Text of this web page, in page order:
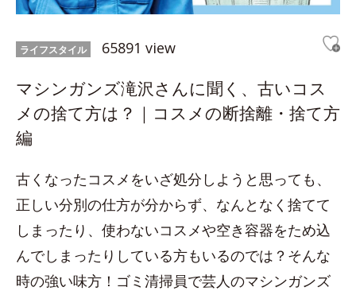
ライフスタイル 65891 view
マシンガンズ滝沢さんに聞く、古いコス
メの捨て方は？｜コスメの断捨離・捨て方
編
古くなったコスメをいざ処分しようと思っても、
正しい分別の仕方が分からず、なんとなく捨てて
しまったり、使わないコスメや空き容器をため込
んでしまったりしている方もいるのでは？そんな
時の強い味方！ゴミ清掃員で芸人のマシンガンズ